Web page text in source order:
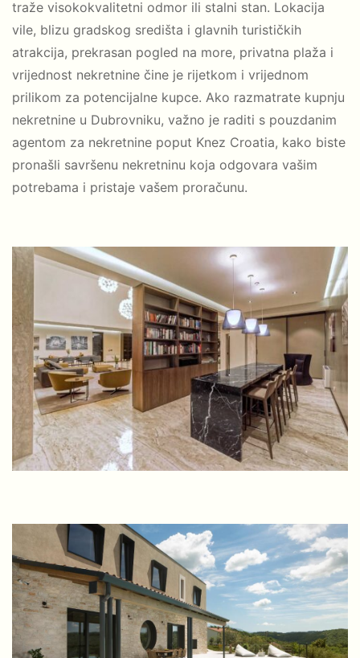
traže visokokvalitetni odmor ili stalni stan. Lokacija
vile, blizu gradskog središta i glavnih turističkih
atrakcija, prekrasan pogled na more, privatna plaža i
vrijednost nekretnine čine je rijetkom i vrijednom
prilikom za potencijalne kupce. Ako razmatrate kupnju
nekretnine u Dubrovniku, važno je raditi s pouzdanim
agentom za nekretnine poput Knez Croatia, kako biste
pronašli savršenu nekretninu koja odgovara vašim
potrebama i pristaje vašem proračunu.